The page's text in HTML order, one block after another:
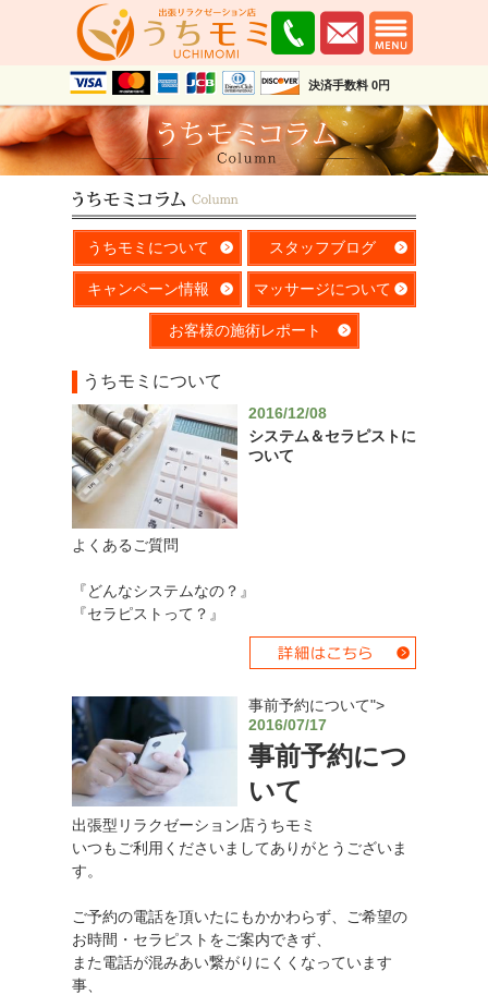
決済手数料 0円
うちモミについて スタッフブログ
キャンペーン情報 マッサージについて
お客様の施術レポート
うちモミについて
2016/12/08
システム＆セラピストに
ついて
よくあるご質問
『どんなシステムなの？』
『セラピストって？』
事前予約について">
2016/07/17
事前予約につ
いて
出張型リラクゼーション店うちモミ
いつもご利用くださいましてありがとうございま
す。
ご予約の電話を頂いたにもかかわらず、ご希望の
お時間・セラピストをご案内できず、
また電話が混みあい繋がりにくくなっています
事、